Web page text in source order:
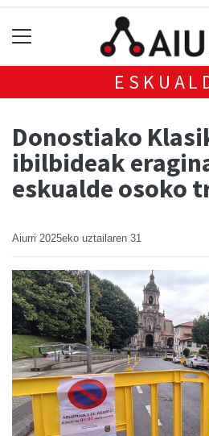
Donostiako
ibilbideak
eskualde osoko
Aiurri 2025eko uztailaren 31